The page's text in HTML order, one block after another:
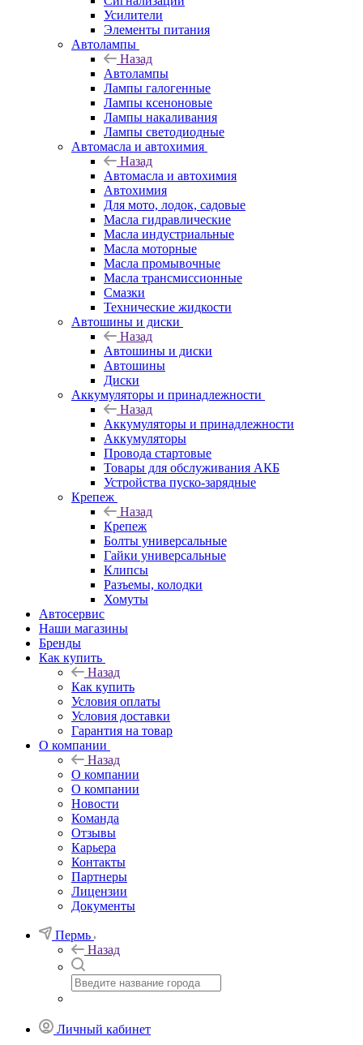
Усилители
Элементы питания
Автолампы
Назад
Автолампы
Лампы галогенные
Лампы ксеноновые
Лампы накаливания
Лампы светодиодные
Автомасла и автохимия
Назад
Автомасла и автохимия
Автохимия
Для мото, лодок, садовые
Масла гидравлические
Масла индустриальные
Масла моторные
Масла промывочные
Масла трансмиссионные
Смазки
Технические жидкости
Автошины и диски
Назад
Автошины и диски
Автошины
Диски
Аккумуляторы и принадлежности
Назад
Аккумуляторы и принадлежности
Аккумуляторы
Провода стартовые
Товары для обслуживания АКБ
Устройства пуско-зарядные
Крепеж
Назад
Крепеж
Болты универсальные
Гайки универсальные
Клипсы
Разъемы, колодки
Хомуты
Автосервис
Наши магазины
Бренды
Как купить
Назад
Как купить
Условия оплаты
Условия доставки
Гарантия на товар
О компании
Назад
О компании
О компании
Новости
Команда
Отзывы
Карьера
Контакты
Партнеры
Лицензии
Документы
Пермь
Назад
Личный кабинет